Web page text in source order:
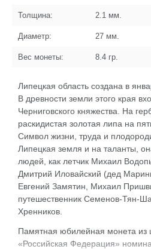
Толщина: 2.1 мм.
Диаметр: 27 мм.
Вес монеты: 8.4 гр.
Липецкая область создана в
В древности земли этого края
Черниговского княжества. На
раскидистая золотая липа на
Символ жизни, труда и
Липецкая земля и на таланты,
людей, как летчик Михаил
Дмитрий Иловайский (дед
Евгений Замятин, Михаил
путешественник Семенов-Тян-
Хренников.
Памятная юбилейная монета из
«Российская Федерация»